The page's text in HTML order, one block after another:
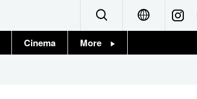
Cinema More